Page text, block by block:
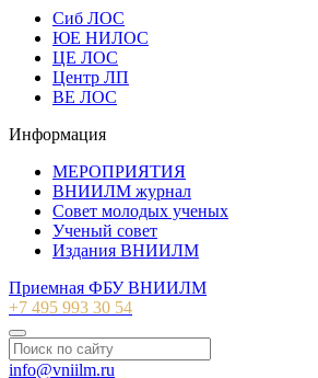
Сиб ЛОС
ЮЕ НИЛОС
ЦЕ ЛОС
Центр ЛП
ВЕ ЛОС
Информация
МЕРОПРИЯТИЯ
ВНИИЛМ журнал
Совет молодых ученых
Ученый совет
Издания ВНИИЛМ
Приемная ФБУ ВНИИЛМ
+7 495 993 30 54
info@vniilm.ru